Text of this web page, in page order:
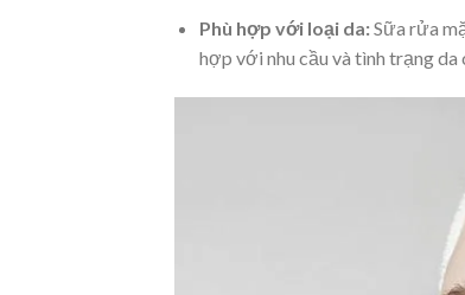
Phù hợp với loại da:Sữa rửa
hợp với nhu cầu và tình trạng da